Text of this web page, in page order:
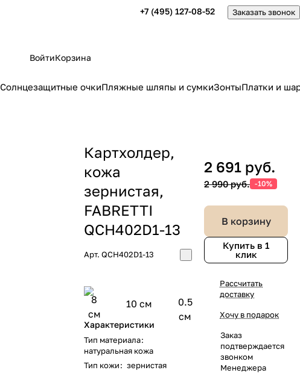
+7 (495) 127-08-52 Заказать звонок
ВойтиКорзина
Солнцезащитные очкиПляжные шляпы и сумкиЗонтыПлатки и
Картхолдер,
кожа
зернистая,
FABRETTI
QCH402D1-13
Арт. QCH402D1-13
10 см
0.5
см
8
см
Характеристики
Тип материала:
натуральная кожа
Тип кожи: зернистая
2 691 руб.
2 990 руб. -10%
В корзину
Купить в 1
клик
Рассчитать
доставку
Хочу в подарок
Заказ
подтверждается
звонком
Менеджера